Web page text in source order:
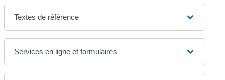
Textes de référence
Services en ligne et formulaires